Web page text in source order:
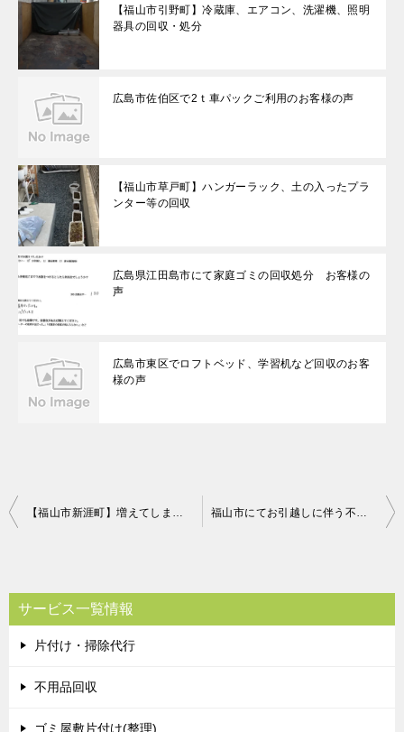
【福山市引野町】冷蔵庫、エアコン、洗濯機、照明
器具の回収・処分
広島市佐伯区で2ｔ車パックご利用のお客様の声
【福山市草戸町】ハンガーラック、土の入ったプラ
ンター等の回収
広島県江田島市にて家庭ゴミの回収処分 お客様の
声
広島市東区でロフトベッド、学習机など回収のお客
様の声
投
ビ
ゲ
ー
シ
【福山市新涯町】増えてしまった不用品もまとめて処分でき、お客様に喜んでいただけました。 福山市にてお引越しに伴う不用品回収（１７０Ｌ未満冷蔵庫、整理タンス）のご依頼 コビキ様の声
サービス一覧情報
片付け・掃除代行
不用品回収
ゴミ屋敷片付け(整理)